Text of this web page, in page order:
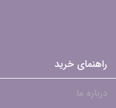
راهنمای خرید
درباره ما